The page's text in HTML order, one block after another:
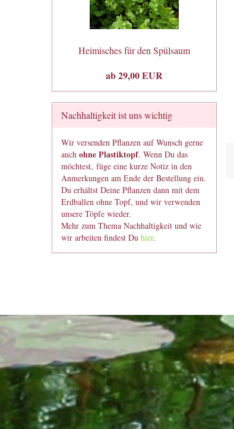
Heimisches für den Spülsaum
ab 29,00 EUR
Nachhaltigkeit ist uns wichtig
Wir versenden Pflanzen auf Wunsch gerne
auch ohne Plastiktopf. Wenn Du das
möchtest, füge eine kurze Notiz in den
Anmerkungen am Ende der Bestellung ein.
Du erhältst Deine Pflanzen dann mit dem
Erdballen ohne Topf, und wir verwenden
unsere Töpfe wieder.
Mehr zum Thema Nachhaltigkeit und wie
wir arbeiten findest Du hier.